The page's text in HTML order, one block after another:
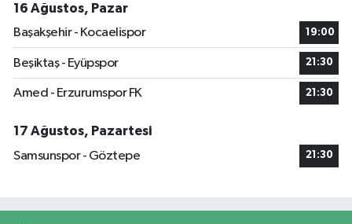
16 Ağustos, Pazar
Başakşehir - Kocaelispor
19:00
Beşiktaş - Eyüpspor 21:30
Amed - Erzurumspor FK 21:30
17 Ağustos, Pazartesi
Samsunspor - Göztepe
21:30